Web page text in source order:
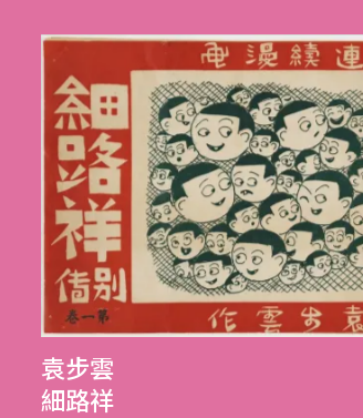
袁步雲
細路祥